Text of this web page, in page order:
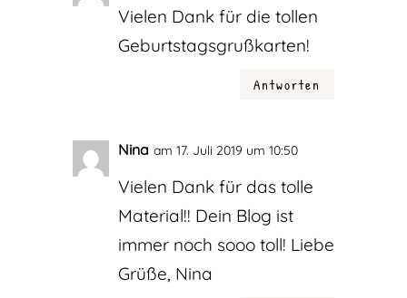
Vielen Dank für die tollen
Geburtstagsgrußkarten!
Antworten
Nina am 17. Juli 2019 um 10:50
Vielen Dank für das tolle
Material!! Dein Blog ist
immer noch sooo toll! Liebe
Grüße, Nina